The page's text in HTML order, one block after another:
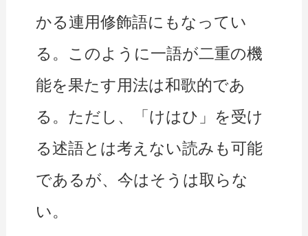
かる連用修飾語にもなってい
る。このように一語が二重の機
能を果たす用法は和歌的であ
る。ただし、「けはひ」を受け
る述語とは考えない読みも可能
であるが、今はそうは取らな
い。